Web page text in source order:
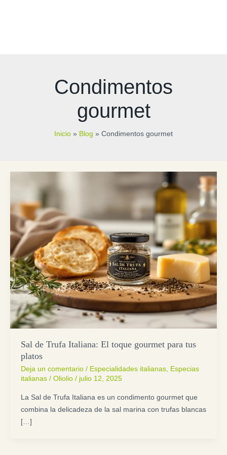
Condimentos
gourmet
Inicio Blog Condimentos gourmet
Sal de Trufa Italiana: El toque gourmet para tus
platos
Deja un comentario / Especialidades italianas, Especias
italianas/ Oliolio / julio 12, 2025
La Sal de Trufa Italiana es un condimento gourmet que
combina la delicadeza de la sal marina con trufas blancas
[…]